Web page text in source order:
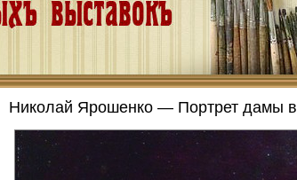
Николай Ярошенко — Портрет дамы в